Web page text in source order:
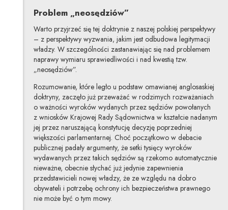
Problem „neosędziów”
Warto przyjrzeć się tej doktrynie z naszej polskiej perspektywy
– z perspektywy wyzwania, jakim jest odbudowa legitymacji
władzy. W szczególności zastanawiając się nad problemem
naprawy wymiaru sprawiedliwości i nad kwestią tzw.
„neosędziów”.
Rozumowanie, które legło u podstaw omawianej anglosaskiej
doktryny, zaczęło już przeważać w rodzimych rozważaniach
o ważności wyroków wydanych przez sędziów powołanych
z wniosków Krajowej Rady Sądownictwa w kształcie nadanym
jej przez naruszającą konstytucję decyzję poprzedniej
większości parlamentarnej. Choć początkowo w debacie
publicznej padały argumenty, że setki tysięcy wyroków
wydawanych przez takich sędziów są rzekomo automatycznie
nieważne, obecnie słychać już jedynie zapewnienia
przedstawicieli nowej władzy, że ze względu na dobro
obywateli i potrzebę ochrony ich bezpieczeństwa prawnego
nie może być o tym mowy.